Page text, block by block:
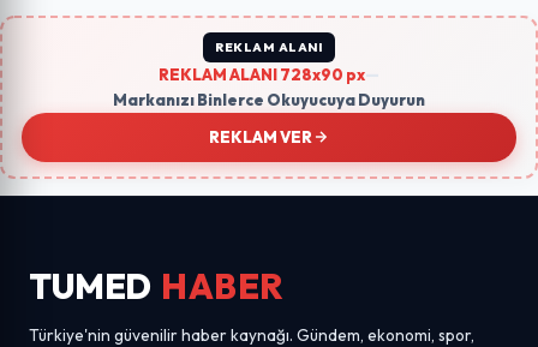
REKLAM ALANI
REKLAM ALANI 728x90 px
Markanızı Binlerce Okuyucuya Duyurun
REKLAM VER
TUMED HABER
Türkiye'nin güvenilir haber kaynağı. Gündem, ekonomi, spor,